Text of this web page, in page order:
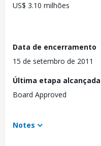
US$ 3.10 milhões
Data de encerramento
15 de setembro de 2011
Última etapa alcançada
Board Approved
Notes